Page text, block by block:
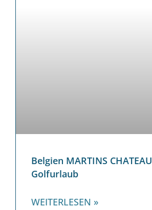
Belgien MARTINS CHATEAU
Golfurlaub
WEITERLESEN »